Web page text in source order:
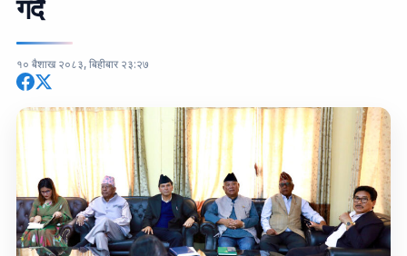
गर्दै
१० बैशाख २०८३, बिहीबार २३:२७